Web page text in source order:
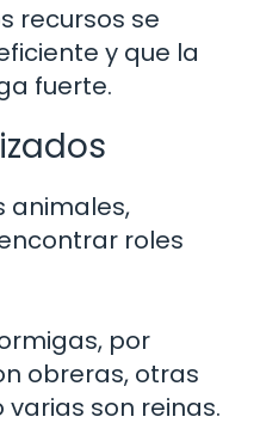
recursos se
y que la
fuerte.
animales,
roles
por
obreras, otras
son reinas.